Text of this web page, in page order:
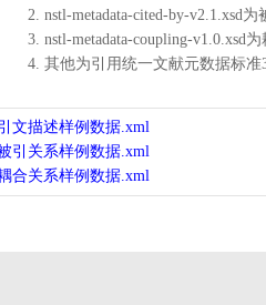
2. nstl-metadata-cited-by-v2.1.xsd为
3. nstl-metadata-coupling-v1.0.xsd
4. 其他为引用统一文献元数据标准
文描述样例数据.xml
引关系样例数据.xml
合关系样例数据.xml